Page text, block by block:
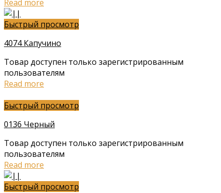
Read more
Быстрый просмотр
4074 Капучино
Товар доступен только зарегистрированным
пользователям
Read more
Быстрый просмотр
0136 Черный
Товар доступен только зарегистрированным
пользователям
Read more
Быстрый просмотр